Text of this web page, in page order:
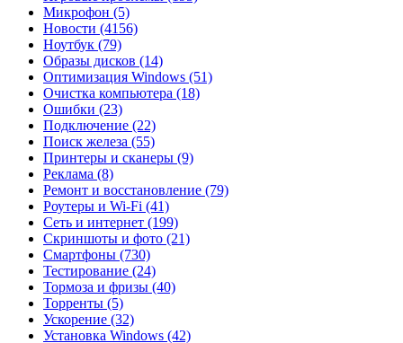
Микрофон (5)
Новости (4156)
Ноутбук (79)
Образы дисков (14)
Оптимизация Windows (51)
Очистка компьютера (18)
Ошибки (23)
Подключение (22)
Поиск железа (55)
Принтеры и сканеры (9)
Реклама (8)
Ремонт и восстановление (79)
Роутеры и Wi-Fi (41)
Сеть и интернет (199)
Скриншоты и фото (21)
Смартфоны (730)
Тестирование (24)
Тормоза и фризы (40)
Торренты (5)
Ускорение (32)
Установка Windows (42)